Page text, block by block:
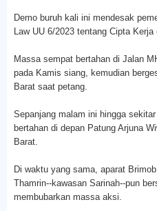
Demo buruh kali ini mendesak
Law UU 6/2023 tentang Cipta Kerja
Massa sempat bertahan di Jalan
pada Kamis siang, kemudian
Barat saat petang.
Sepanjang malam ini hingga
bertahan di depan Patung Arjuna
Barat.
Di waktu yang sama, aparat
Thamrin--kawasan Sarinah--pun
membubarkan massa aksi.